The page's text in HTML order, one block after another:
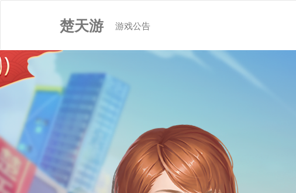
楚天游 游戏公告(current)